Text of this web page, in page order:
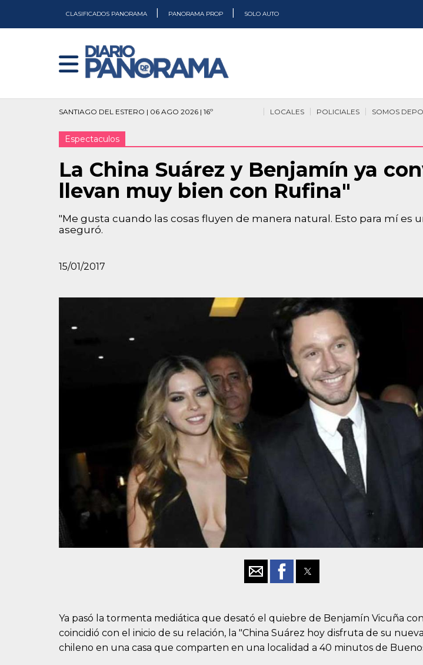
CLASIFICADOS PANORAMA PANORAMA PROP SOLO AUTO
SANTIAGO DEL ESTERO | 06 AGO 2026 | 16º SOMOS
POLICIALES
LOCALES
Espectaculos
La China Suárez y Benjamín ya
llevan muy bien con Rufina"
"Me gusta cuando las cosas fluyen de manera natural. Esto para mí es
aseguró.
15/01/2017
Ya pasó la tormenta mediática que desató el quiebre de Benjamín Vicuña
coincidió con el inicio de su relación, la "China Suárez hoy disfruta de su
chileno en una casa que comparten en una localidad a 40 minutos de